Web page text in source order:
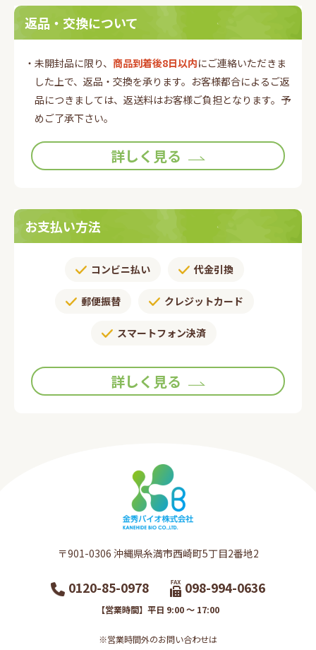
返品・交換について
・未開封品に限り、 商品到着後8日以内にご連絡いただきま
した上で、返品・交換を承ります。お客様都合によるご返
品につきましては、返送料はお客様ご負担となります。予
めご了承下さい。
詳しく見る
お支払い方法
コンビニ払い 代金引換
郵便振替​ クレジットカード
スマートフォン決済
詳しく見る
〒901-0306​ 沖縄県糸満市西崎町5丁目2番地2​
0120-85-0978 098-994-0636
【営業時間】平日 9:00 ～ 17:00
※営業時間外のお問い合わせは